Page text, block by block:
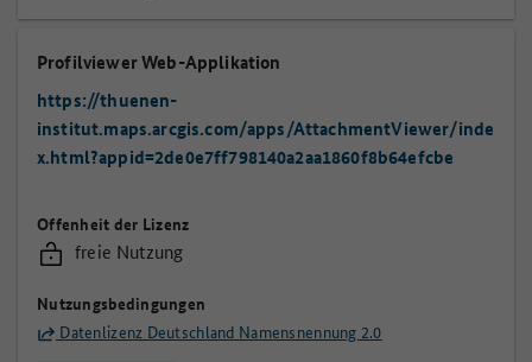
Profilviewer Web-Applikation
https://thuenen-
institut.maps.arcgis.com/apps/AttachmentViewer/inde
x.html?appid=2de0e7ff798140a2aa1860f8b64efcbe
Offenheit der Lizenz
freie Nutzung
Nutzungsbedingungen
Datenlizenz Deutschland Namensnennung 2.0